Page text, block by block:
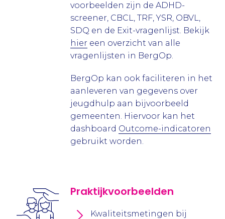
voorbeelden zijn de ADHD-
screener, CBCL, TRF, YSR, OBVL,
SDQ en de Exit-vragenlijst. Bekijk
hier een overzicht van alle
vragenlijsten in BergOp.
BergOp kan ook faciliteren in het
aanleveren van gegevens over
jeugdhulp aan bijvoorbeeld
gemeenten. Hiervoor kan het
dashboard Outcome-indicatoren
gebruikt worden.
Praktijkvoorbeelden
Kwaliteitsmetingen bij